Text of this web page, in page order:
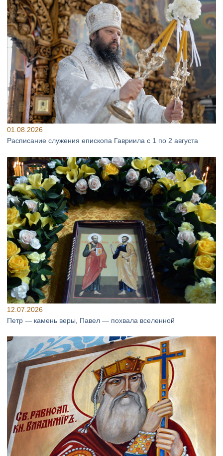
01.08.2026
Расписание служения епископа Гавриила с 1 по 2 августа
12.07.2026
Петр — камень веры, Павел — похвала вселенной